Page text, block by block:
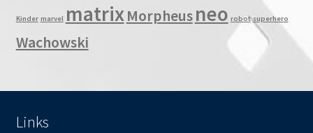
Kinder marvel matrixMorpheusneo robot superhero
Wachowski
Links